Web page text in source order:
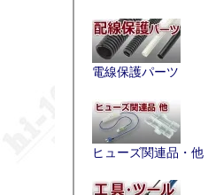
電線保護パーツ
ヒューズ関連品・他